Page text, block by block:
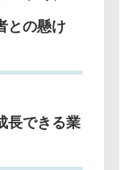
との懸け
長できる業